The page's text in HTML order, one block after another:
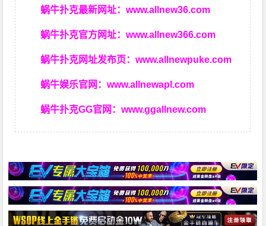
蜗牛扑克最新网址：www.allnew36.com
蜗牛扑克官方网址：www.allnew366.com
蜗牛扑克网址发布页：www.allnewpuke.com
蜗牛娱乐官网：www.allnewapl.com
蜗牛扑克GG官网：www.ggallnew.com